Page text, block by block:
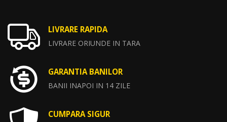
LIVRARE RAPIDA
LIVRARE ORIUNDE IN TARA
GARANTIA BANILOR
BANII INAPOI IN 14 ZILE
CUMPARA SIGUR